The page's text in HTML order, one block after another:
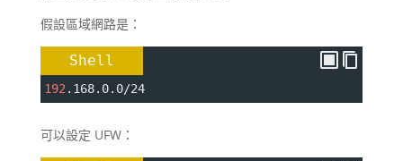
假設區域網路是：
Shell
192 .168.0.0/24
可以設定 UFW：